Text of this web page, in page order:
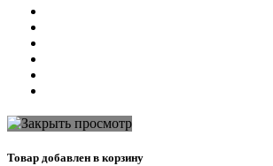
Товар добавлен в корзину